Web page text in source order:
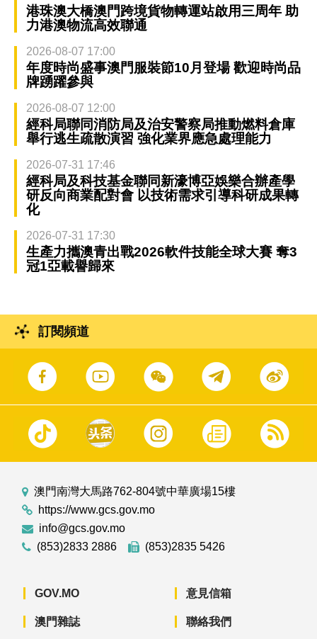
港珠澳大橋澳門跨境貨物轉運站啟用三周年 助
力港澳物流高效聯通
2026-08-07 17:00
年度時尚盛事澳門服裝節10月登場 歡迎時尚品
牌踴躍參與
2026-08-07 12:00
經科局聯同消防局及治安警察局推動燃料倉庫
舉行逃生疏散演習 強化業界應急處理能力
2026-07-31 17:46
經科局及科技基金聯同新濠博亞娛樂合辦產學
研反向商業配對會 以技術需求引導科研成果轉
化
2026-07-31 17:30
生產力攜澳青出戰2026軟件技能全球大賽 奪3
冠1亞載譽歸來
訂閱頻道
澳門南灣大馬路762-804號中華廣場15樓
https://www.gcs.gov.mo
info@gcs.gov.mo
(853)2833 2886
(853)2835 5426
GOV.MO
澳門雜誌
意見信箱
聯絡我們